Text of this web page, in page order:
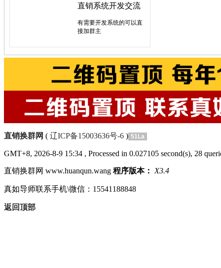
区域：河北省
直销系统开发交流
有需要开发系统的可以直
接加群主
分类：非拿牌直销
区域：河北省
直销换群网 ( 辽ICP备15003636号-6 ) 51La
GMT+8, 2026-8-9 15:34 , Processed in 0.027105 second(s), 28
直销换群网 www.huanqun.wang 程序版本： X3.4
真如导师联系手机\微信：15541188848
返回顶部